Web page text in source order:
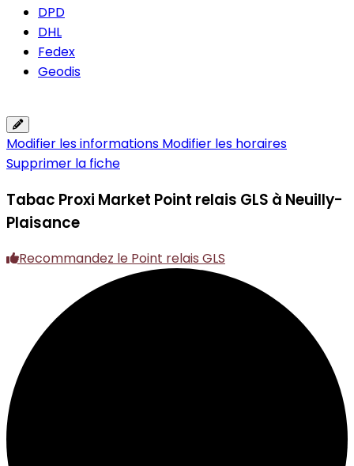
DPD
DHL
Fedex
Geodis
Modifier les informations Modifier les horaires
Supprimer la fiche
Tabac Proxi Market Point relais GLS à Neuilly-
Plaisance
Recommandez le Point relais GLS